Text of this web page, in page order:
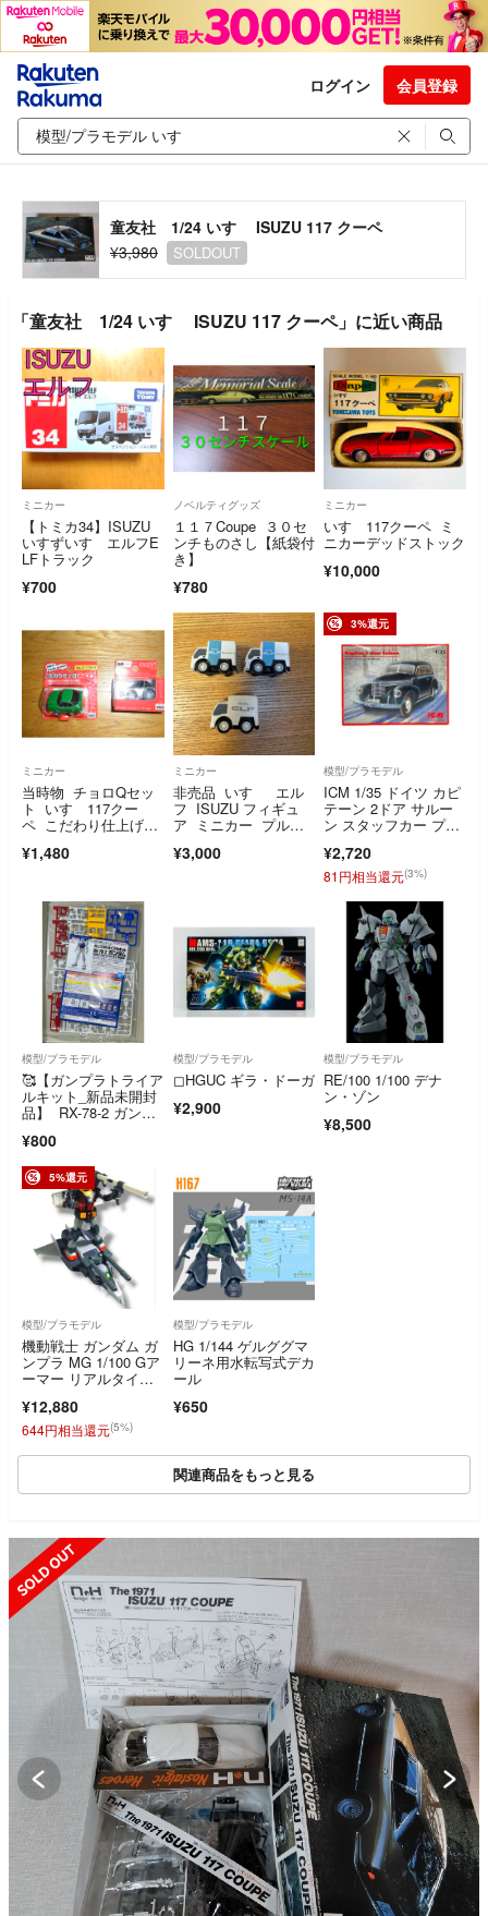
ログイン 会員登録
童友社 1/24 いすゞ ISUZU 117 クーペ
¥3,980
SOLDOUT
「童友社 1/24 いすゞ ISUZU 117 クーペ」に近い商品
ミニカー
【トミカ34】ISUZU
いすずいすゞエルフE
LFトラック
¥700
ノベルティグッズ
１１７Coupe ３０セ
ンチものさし【紙袋付
き】
¥780
ミニカー
いすゞ117クーペ ミ
ニカーデッドストック
¥10,000
ミニカー
当時物 チョロQセッ
ト いすゞ117クー
ペ こだわり仕上げ＆
¥1,480
ミニカー
非売品 いすゞ エル
フ ISUZU フィギュ
ア ミニカー プルバ
¥3,000
3%還元
模型/プラモデル
ICM 1/35 ドイツ カピ
テーン 2ドア サルー
ン スタッフカー プラ
¥2,720
81円相当還元(3%)
模型/プラモデル
🥰【ガンプラトライア
ルキット_新品未開封
品】 RX-78-2 ガンダ
¥800
模型/プラモデル
◻︎HGUC ギラ・ドーガ
¥2,900
模型/プラモデル
RE/100 1/100 デナ
ン・ゾン
¥8,500
5%還元
模型/プラモデル
機動戦士 ガンダム ガ
ンプラ MG 1/100 Gア
ーマー リアルタイ
¥12,880
644円相当還元(5%)
模型/プラモデル
HG 1/144 ゲルググマ
リーネ用水転写式デカ
ール
¥650
関連商品をもっと見る